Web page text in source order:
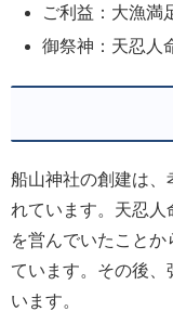
ご利益：大漁満
御祭神：天忍人
船山神社の創建は、
れています。天忍
を営んでいたこと
ています。その後、
います。